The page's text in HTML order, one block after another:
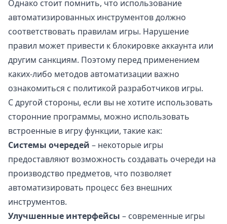
Однако стоит помнить, что использование
автоматизированных инструментов должно
соответствовать правилам игры. Нарушение
правил может привести к блокировке аккаунта или
другим санкциям. Поэтому перед применением
каких-либо методов автоматизации важно
ознакомиться с политикой разработчиков игры.
С другой стороны, если вы не хотите использовать
сторонние программы, можно использовать
встроенные в игру функции, такие как:
Системы очередей – некоторые игры
предоставляют возможность создавать очереди на
производство предметов, что позволяет
автоматизировать процесс без внешних
инструментов.
Улучшенные интерфейсы – современные игры